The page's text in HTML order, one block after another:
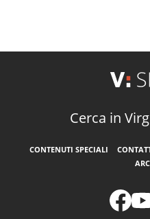
Cerca in
CONTENUTI SPECIALI